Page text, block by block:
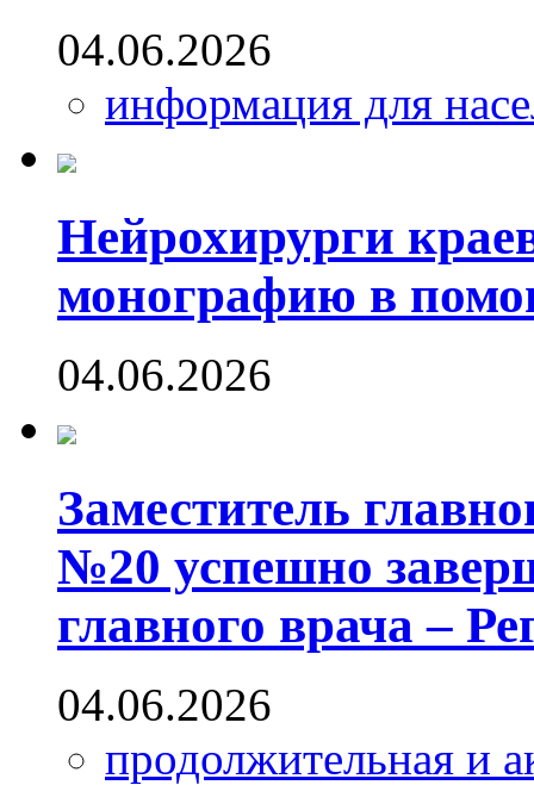
04.06.2026
информация для
Нейрохирурги
монографию в
04.06.2026
Заместитель
№20 успешно
главного врача –
04.06.2026
продолжительная и